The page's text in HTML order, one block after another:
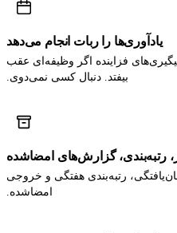
یادآوری‌ها را ربات انجام می‌دهد
فزاینده اگر وظیفه‌ای عقب
بیفتد. دنبال کسی نمی‌دوی.
رتبه‌بندی، گزارش‌های امضاشده
رتبه‌بندی هفتگی و خروجی
امضاشده.